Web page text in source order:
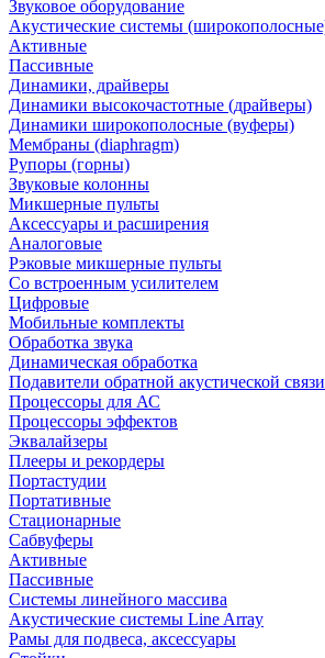
Звуковое оборудование
Акустические системы
Активные
Пассивные
Динамики, драйверы
Динамики высокочастотные (драйверы)
Динамики широкополосные (вуферы)
Мембраны (diaphragm)
Рупоры (горны)
Звуковые колонны
Микшерные пульты
Аксессуары и расширения
Аналоговые
Рэковые микшерные пульты
Со встроенным усилителем
Цифровые
Мобильные комплекты
Обработка звука
Динамическая обработка
Подавители обратной акустической связи
Процессоры для АС
Процессоры эффектов
Эквалайзеры
Плееры и рекордеры
Портастудии
Портативные
Стационарные
Сабвуферы
Активные
Пассивные
Системы линейного массива
Акустические системы Line Array
Рамы для подвеса, аксессуары